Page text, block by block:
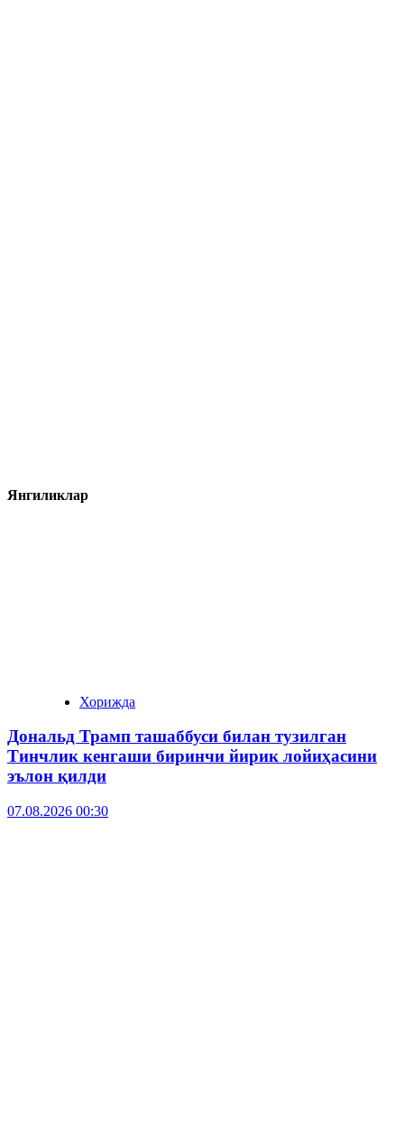
Янгиликлар
Хорижда
Дональд Трамп ташаббуси билан тузилган
Тинчлик кенгаши биринчи йирик лойиҳасини
эълон қилди
07.08.2026 00:30